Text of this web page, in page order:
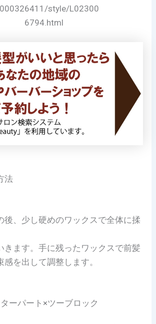
style/L02300
6794.html
法
後、少し硬めのワックスで全体に揉
きます。手に残ったワックスで前髪
を出して調整します。
ーパート×ツーブロック